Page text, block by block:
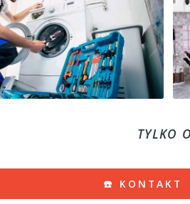
TYLKO
☎️ KONTAKT